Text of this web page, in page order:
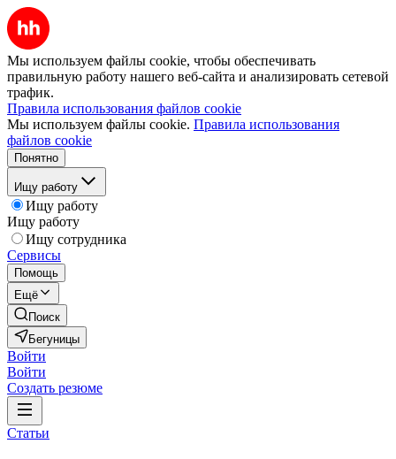
Мы используем файлы cookie, чтобы обеспечивать
правильную работу нашего веб-сайта и анализировать сетевой
трафик.
Правила использования файлов cookie
Мы используем файлы cookie. Правила использования
файлов cookie
Понятно
Ищу работу
Ищу работу
Ищу работу
Ищу сотрудника
Сервисы
Помощь
Ещё
Поиск
Бегуницы
Войти
Войти
Создать резюме
Статьи